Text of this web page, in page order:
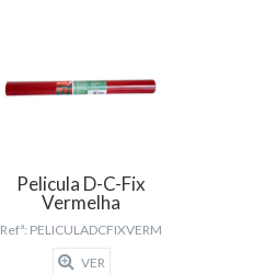
Pelicula D-C-Fix
Vermelha
Refª: PELICULADCFIXVERM
VER